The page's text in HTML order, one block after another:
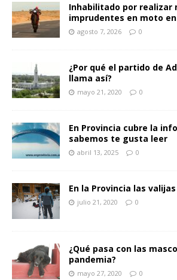
Inhabilitado por realizar
imprudentes en moto
agosto 7, 2026 0
¿Por qué el partido de
llama así?
mayo 21, 2020 0
En Provincia cubre la
sabemos te gusta leer
abril 13, 2025 0
En la Provincia las
julio 21, 2020 0
¿Qué pasa con las
pandemia?
mayo 27, 2020 0